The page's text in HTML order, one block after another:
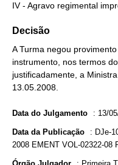
IV - Agravo regimental
Decisão
A Turma negou
instrumento, nos termos
justificadamente, a
13.05.2008.
Data do Julgamento : 13/
Data da Publicação : DJe-
2008 EMENT VOL-02322-08